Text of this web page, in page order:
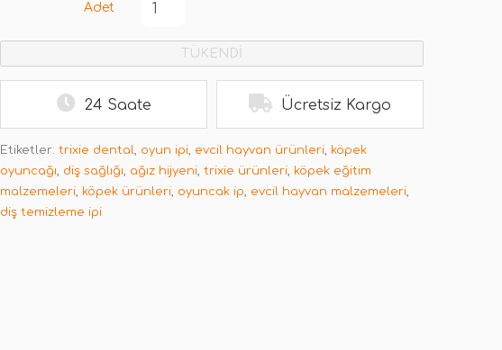
Adet
TÜKENDİ
24 Saate Ücretsiz Kargo
Etiketler: trixie dental, oyun ipi, evcil hayvan ürünleri, köpek
oyuncağı, diş sağlığı, ağız hijyeni, trixie ürünleri, köpek eğitim
malzemeleri, köpek ürünleri, oyuncak ip, evcil hayvan malzemeleri,
diş temizleme ipi